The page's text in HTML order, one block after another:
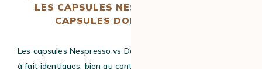
LES CAPSULES NESPRESSO® ET LES
CAPSULES DOLCE GUSTO
Les capsules Nespresso vs Dolce Gusto ne sont pas tout
à fait identiques, bien au contraire !